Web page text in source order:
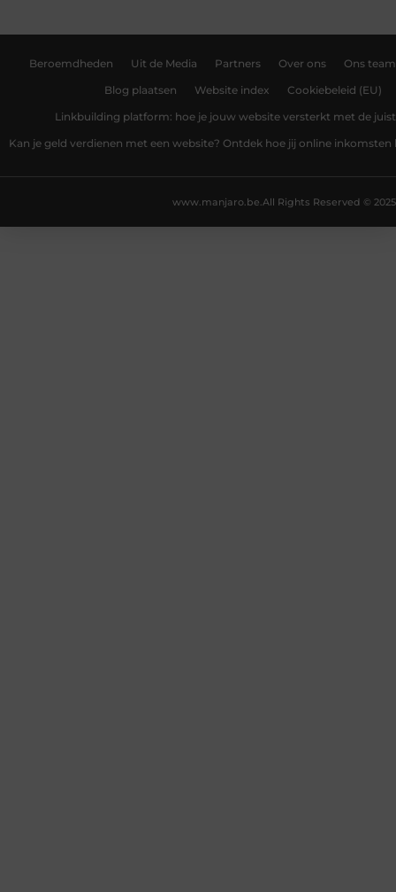
Beroemdheden Uit de Media Partners Over ons Ons team
Blog plaatsen Website index Cookiebeleid (EU)
Linkbuilding platform: hoe je jouw website versterkt met de
Kan je geld verdienen met een website? Ontdek hoe jij online
All Rights Reserved © 2025
www.manjaro.be.